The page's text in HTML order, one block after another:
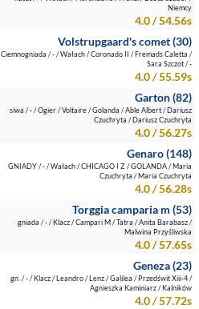
Niemcy
4.0 / 54.56s
Volstrupgaard's comet (30)
Ciemnogniada / - / Wałach / Coronado II / Fremads Caletta /
Sara Szczot / -
4.0 / 55.59s
Garton (82)
siwa / - / Ogier / Voltaire / Golanda / Able Albert / Dariusz
Czuchryta / Dariusz Czuchryta
4.0 / 56.27s
Genaro (148)
GNIADY / - / Wałach / CHICAGO I Z / GOLANDA / Maria
Czuchryta / Maria Czuchryta
4.0 / 56.28s
Torggia camparia m (53)
gniada / - / Klacz / Campari M / Tatra / Anita Barabasz /
Malwina Przyśliwska
4.0 / 57.65s
Geneza (23)
gn. / - / Klacz / Leandro / Lenz / Galilea / Przedświt Xiii-4 /
Agnieszka Kaminiarz / Kalników
4.0 / 57.72s